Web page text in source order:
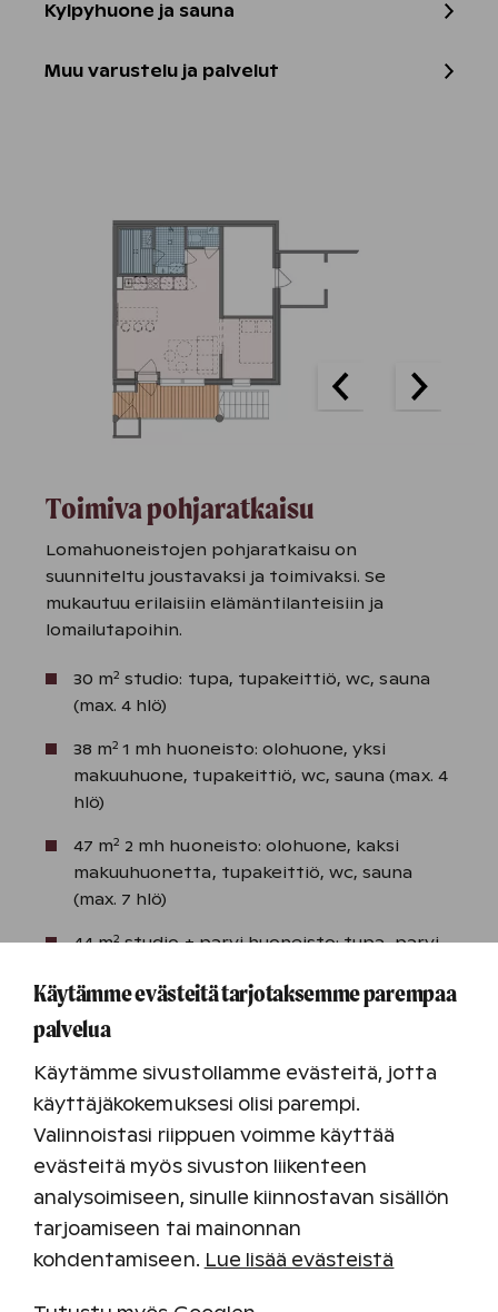
Kylpyhuone ja sauna
Muu varustelu ja palvelut
Toimiva pohjaratkaisu
Lomahuoneistojen pohjaratkaisu on
suunniteltu joustavaksi ja toimivaksi. Se
mukautuu erilaisiin elämäntilanteisiin ja
lomailutapoihin.
30 m2 studio: tupa, tupakeittiö, wc, sauna
(max. 4 hlö)
38 m21 mh huoneisto: olohuone, yksi
makuuhuone, tupakeittiö, wc, sauna (max. 4
hlö)
47 m2 2 mh huoneisto: olohuone, kaksi
makuuhuonetta, tupakeittiö, wc, sauna
(max. 7 hlö)
44 m2studio + parvi huoneisto: tupa, parvi,
1 mh + parvi huoneisto: olohuone, yksi
makuuhuone, parvi, tupakeittiö, wc, sauna
(max. 8 hlö)
Pohjakuvat esittävät 1 mh, 2 mh ja 1 mh + parvi
loma-asuntoja.
Käytämme evästeitä tarjotaksemme parempaa
palvelua
Käytämme sivustollamme evästeitä, jotta
käyttäjäkokemuksesi olisi parempi.
Valinnoistasi riippuen voimme käyttää
evästeitä myös sivuston liikenteen
analysoimiseen, sinulle kiinnostavan sisällön
tarjoamiseen tai mainonnan
kohdentamiseen. Lue lisää evästeistä